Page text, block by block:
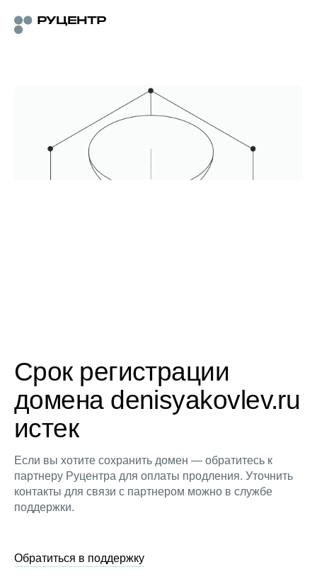
Срок регистрации
домена denisyakovlev.ru
истек
Если вы хотите сохранить домен — обратитесь к
партнеру Руцентра для оплаты продления. Уточнить
контакты для связи с партнером можно в службе
поддержки.
Обратиться в поддержку